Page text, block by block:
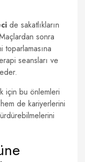
de sakatlıkların
sonra
toparlamasına
seansları ve
için bu önlemleri
de kariyerlerini